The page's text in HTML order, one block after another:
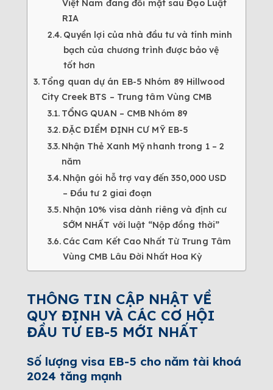
Việt Nam đang đối mặt sau Đạo Luật
RIA
Quyền lợi của nhà đầu tư và tính minh
bạch của chương trình được bảo vệ
tốt hơn
Tổng quan dự án EB-5 Nhóm 89 Hillwood
City Creek BTS – Trung tâm Vùng CMB
TỔNG QUAN – CMB Nhóm 89
ĐẶC ĐIỂM ĐỊNH CƯ MỸ EB-5
Nhận Thẻ Xanh Mỹ nhanh trong 1 – 2
năm
Nhận gói hỗ trợ vay đến 350,000 USD
– Đầu tư 2 giai đoạn
Nhận 10% visa dành riêng và định cư
SỚM NHẤT với luật “Nộp đồng thời”
Các Cam Kết Cao Nhất Từ Trung Tâm
Vùng CMB Lâu Đời Nhất Hoa Kỳ
THÔNG TIN CẬP NHẬT VỀ
QUY ĐỊNH VÀ CÁC CƠ HỘI
ĐẦU TƯ EB-5 MỚI NHẤT
Số lượng visa EB-5 cho năm tài khoá
2024 tăng mạnh